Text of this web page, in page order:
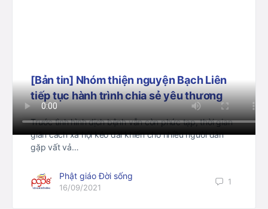
[Bản tin] Nhóm thiện nguyện Bạch Liên
tiếp tục hành trình chia sẻ yêu thương
Trước tình hình dịch bệnh vẫn còn phức tạp, thời gian
giãn cách xã hội kéo dài khiến cho nhiều người dân
gặp vất vả…
Phật giáo Đời sống
16/09/2021
1